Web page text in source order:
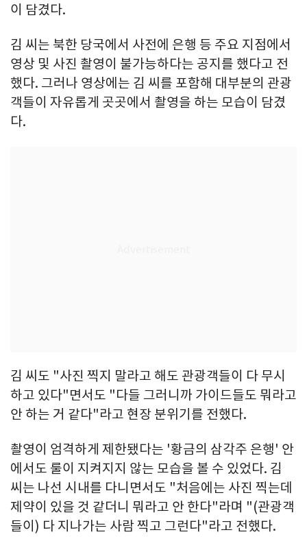
이 담겼다.
김 씨는 북한 당국에서 사전에 은행 등 주요 지점에서
영상 및 사진 촬영이 불가능하다는 공지를 했다고 전
했다. 그러나 영상에는 김 씨를 포함해 대부분의 관광
객들이 자유롭게 곳곳에서 촬영을 하는 모습이 담겼
다.
김 씨도 "사진 찍지 말라고 해도 관광객들이 다 무시
하고 있다"면서도 "다들 그러니까 가이드들도 뭐라고
안 하는 거 같다"라고 현장 분위기를 전했다.
촬영이 엄격하게 제한됐다는 '황금의 삼각주 은행' 안
에서도 룰이 지켜지지 않는 모습을 볼 수 있었다. 김
씨는 나선 시내를 다니면서도 "처음에는 사진 찍는데
제약이 있을 것 같더니 뭐라고 안 한다"라며 "(관광객
들이) 다 지나가는 사람 찍고 그런다"라고 전했다.